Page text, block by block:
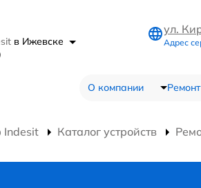
в Ижевске
ул.
Адрес
О компании
Indesit Каталог устройств